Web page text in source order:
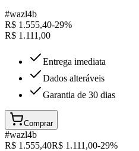
#wazl4b
R$ 1.555,40-29%
R$ 1.111,00
Entrega imediata
Dados alteráveis
Garantia de 30 dias
Comprar
#wazl4b
R$ 1.555,40R$ 1.111,00-29%